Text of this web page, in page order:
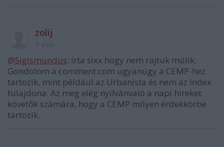
zolij
@Sigismundus: írta sixx hogy nem rajtuk múlik.
Gondolom a comment:com ugyanúgy a CEMP-hez
tartozik, mint például az Urbanista és nem az Index
tulajdona. Az meg elég nyilvánvaló a napi híreket
követők számára, hogy a CEMP milyen érdekkörbe
tartozik.